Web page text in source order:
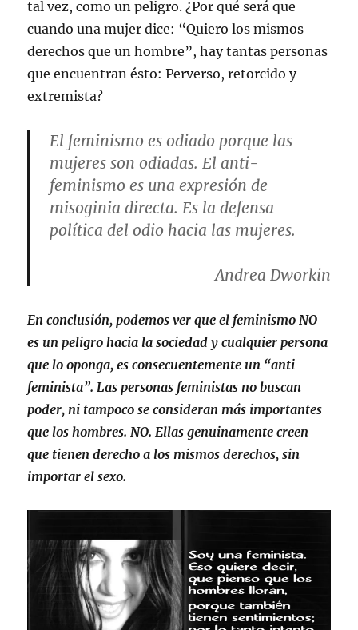
tal vez, como un peligro. ¿Por qué será que
cuando una mujer dice: “Quiero los mismos
derechos que un hombre”, hay tantas personas
que encuentran ésto: Perverso, retorcido y
extremista?
El feminismo es odiado porque las
mujeres son odiadas. El anti-
feminismo es una expresión de
misoginia directa. Es la defensa
política del odio hacia las mujeres.
Andrea Dworkin
En conclusión, podemos ver que el feminismo NO
es un peligro hacia la sociedad y cualquier persona
que lo oponga, es consecuentemente un “anti-
feminista”. Las personas feministas no buscan
poder, ni tampoco se consideran más importantes
que los hombres. NO. Ellas genuinamente creen
que tienen derecho a los mismos derechos, sin
importar el sexo.